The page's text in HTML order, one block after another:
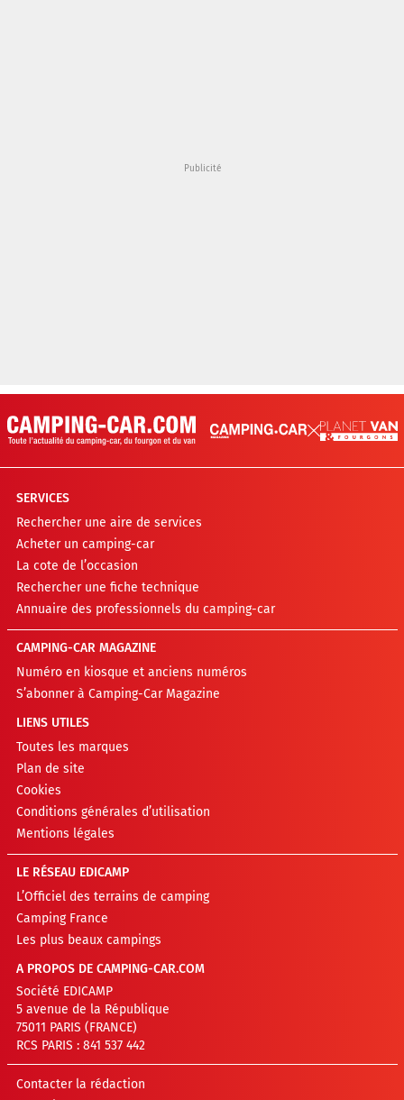
SERVICES
Rechercher une aire de services
Acheter un camping-car
La cote de l’occasion
Rechercher une fiche technique
Annuaire des professionnels du camping-car
CAMPING-CAR MAGAZINE
Numéro en kiosque et anciens numéros
S’abonner à Camping-Car Magazine
LIENS UTILES
Toutes les marques
Plan de site
Cookies
Conditions générales d’utilisation
Mentions légales
LE RÉSEAU EDICAMP
L’Officiel des terrains de camping
Camping France
Les plus beaux campings
A PROPOS DE CAMPING-CAR.COM
Société EDICAMP
5 avenue de la République
75011 PARIS (FRANCE)
RCS PARIS : 841 537 442
Contacter la rédaction